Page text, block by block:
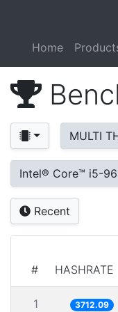
Home
MULTI
Intel® Core™ i5-
Recent
# HASHRATE
1 3712.09